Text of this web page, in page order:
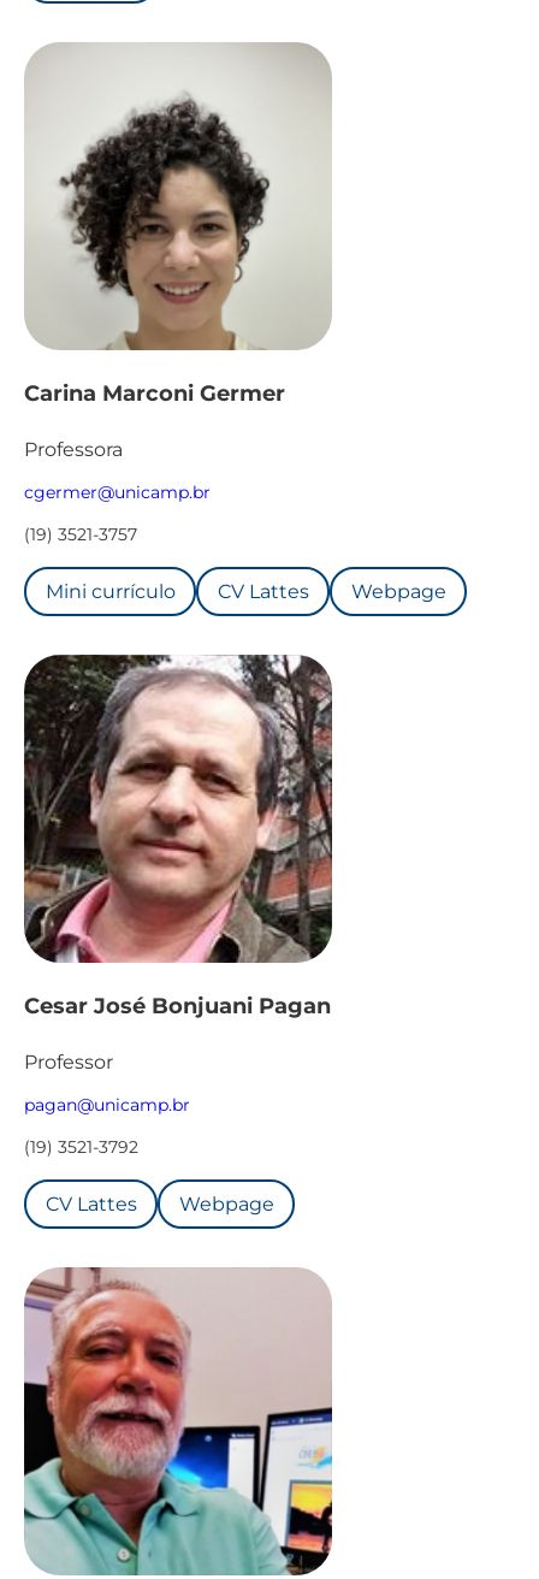
Carina Marconi Germer
Professora
cgermer@unicamp.br
(19) 3521-3757
Mini currículo CV Lattes Webpage
Cesar José Bonjuani Pagan
Professor
pagan@unicamp.br
(19) 3521-3792
CV Lattes Webpage